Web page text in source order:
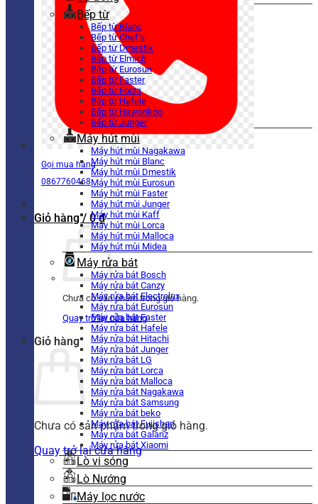
Gọi mua hàng
0867760468
Giỏ hàng / 0₫
Chưa có sản phẩm trong giỏ hàng.
Quay trở lại cửa hàng
Giỏ hàng
Chưa có sản phẩm trong giỏ hàng.
Quay trở lại cửa hàng
Bếp từ
Bếp từ Blanc
Bếp từ Chef’s
Bếp từ Dmestik
Bếp từ Elmich
Bếp từ Eurosun
Bếp từ Faster
Bếp từ Forza
Bếp từ Hafele
Bếp từ Hawonkoo
Bếp từ Junger
Máy hút mùi
Máy hút mùi Nagakawa
Máy hút mùi Blanc
Máy hút mùi Dmestik
Máy hút mùi Eurosun
Máy hút mùi Faster
Máy hút mùi Junger
Máy hút mùi Kaff
Máy hút mùi Lorca
Máy hút mùi Malloca
Máy hút mùi Midea
Máy rửa bát
Máy rửa bát Bosch
Máy rửa bát Canzy
Máy rửa bát Electrolux
Máy rửa bát Eurosun
Máy rửa bát Faster
Máy rửa bát Hafele
Máy rửa bát Hitachi
Máy rửa bát Junger
Máy rửa bát LG
Máy rửa bát Lorca
Máy rửa bát Malloca
Máy rửa bát Nagakawa
Máy rửa bát Samsung
Máy rửa bát beko
Máy rửa bát Fujishan
Máy rửa bát Galanz
Máy rửa bát Xiaomi
Lò vi sóng
Lò Nướng
Máy lọc nước